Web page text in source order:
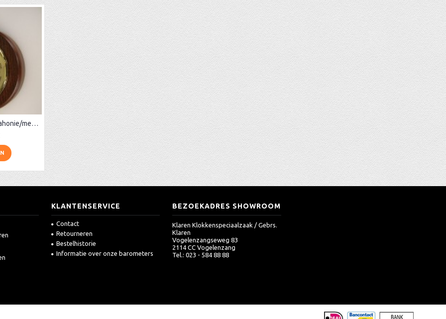
Ronde barometer mahonie/messing
KLANTENSERVICE
Contact
Retourneren
Bestelhistorie
Informatie over onze barometers
BEZOEKADRES SHOWROOM
Klaren Klokkenspeciaalzaak / Gebrs.
Klaren
Vogelenzangseweg 83
2114 CC Vogelenzang
Tel.: 023 - 584 88 88